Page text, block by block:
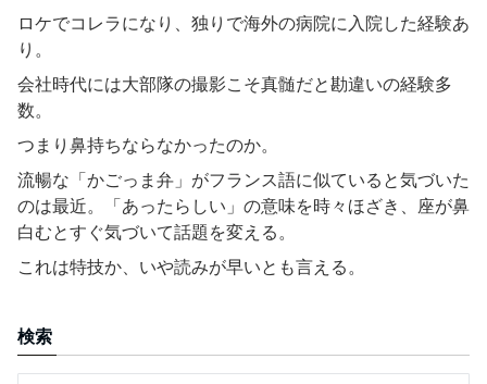
ロケでコレラになり、独りで海外の病院に入院した経験あ
り。
会社時代には大部隊の撮影こそ真髄だと勘違いの経験多
数。
つまり鼻持ちならなかったのか。
流暢な「かごっま弁」がフランス語に似ていると気づいた
のは最近。「あったらしい」の意味を時々ほざき、座が鼻
白むとすぐ気づいて話題を変える。
これは特技か、いや読みが早いとも言える。
検索